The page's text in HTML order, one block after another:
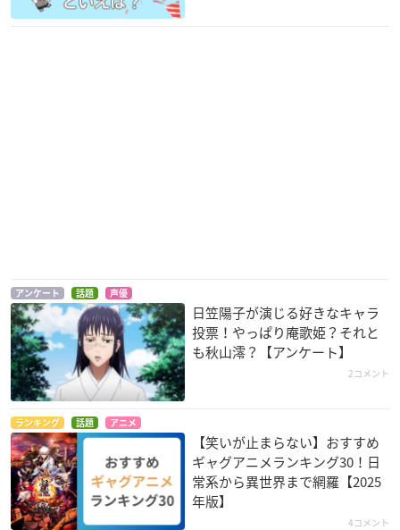
マナリアフレンズ
アン
橘陽菜 ラウ・ペイペイ
revisions リヴィジ
ョンズ
チハル・イスルギ
不機嫌なモノノケ庵
續
閃乱カグラ SHINOVI
アンケート 話題 声優
日笠陽子が演じる好きなキャラ
投票！やっぱり庵歌姫？それと
も秋山澪？【アンケート】
2コメント
ランキング 話題 アニメ
【笑いが止まらない】おすすめ
ギャグアニメランキング30！日
常系から異世界まで網羅【2025
年版】
4コメント